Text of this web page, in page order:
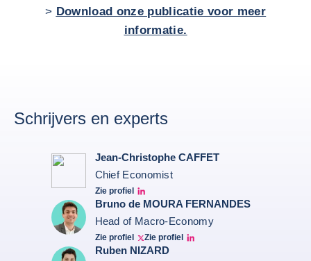
> Download onze publicatie voor meer
informatie.
Schrijvers en experts
Jean-Christophe CAFFET
Chief Economist
Zie profiel
JCC Linkedin
Bruno de MOURA FERNANDES
Head of Macro-Economy
Zie profiel
Twitter Bruno Fernandes
Zie profiel
Bruno de Moura Fernandes linkedin
Ruben NIZARD